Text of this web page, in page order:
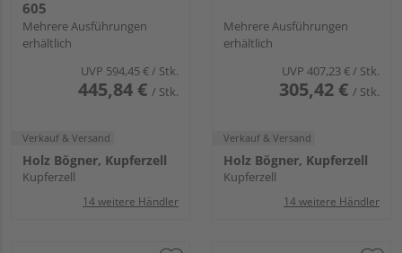
605
Mehrere Ausführungen
erhältlich
UVP 594,45 €/ Stk.
445,84 € / Stk.
Verkauf & Versand
Holz Bögner, Kupferzell
Kupferzell
14 weitere Händler
Mehrere Ausführungen
erhältlich
UVP 407,23 €/ Stk.
305,42 € / Stk.
Verkauf & Versand
Holz Bögner, Kupferzell
Kupferzell
14 weitere Händler